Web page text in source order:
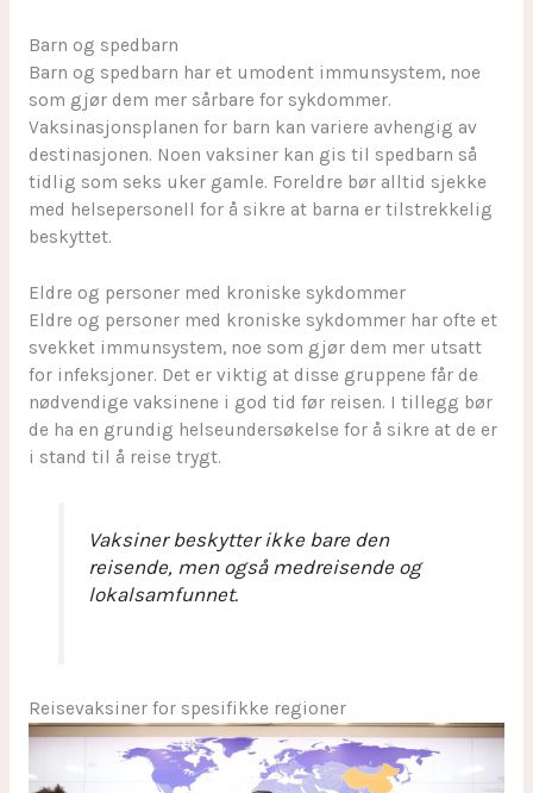
Barn og spedbarn
Barn og spedbarn har et umodent immunsystem, noe
som gjør dem mer sårbare for sykdommer.
Vaksinasjonsplanen for barn kan variere avhengig av
destinasjonen. Noen vaksiner kan gis til spedbarn så
tidlig som seks uker gamle. Foreldre bør alltid sjekke
med helsepersonell for å sikre at barna er tilstrekkelig
beskyttet.
Eldre og personer med kroniske sykdommer
Eldre og personer med kroniske sykdommer har ofte et
svekket immunsystem, noe som gjør dem mer utsatt
for infeksjoner. Det er viktig at disse gruppene får de
nødvendige vaksinene i god tid før reisen. I tillegg bør
de ha en grundig helseundersøkelse for å sikre at de er
i stand til å reise trygt.
Vaksiner beskytter ikke bare den
reisende, men også medreisende og
lokalsamfunnet.
Reisevaksiner for spesifikke regioner